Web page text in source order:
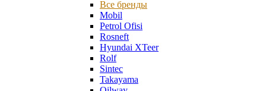
Все бренды
Mobil
Petrol Ofisi
Rosneft
Hyundai XTeer
Rolf
Sintec
Takayama